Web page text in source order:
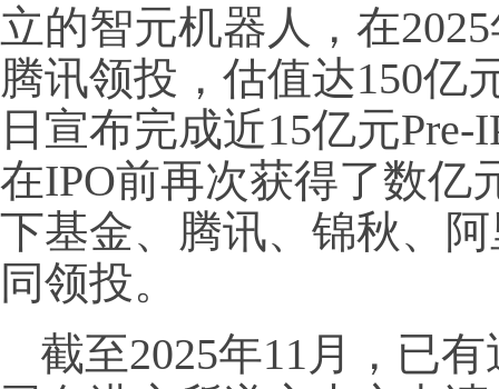
立的智元机器人，在
腾讯领投，估值达150亿
日宣布完成近15亿元
在IPO前再次获得了数亿
下基金、腾讯、锦秋、
同领投。
截至2025年11月，已